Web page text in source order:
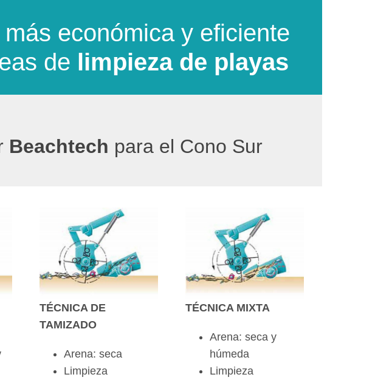
económica y eficiente
de limpieza de playas
Beachtech para el Cono Sur
TÉCNICA DE
TAMIZADO
Arena: seca
Limpieza
TÉCNICA MIXTA
Arena: seca y
húmeda
Limpieza